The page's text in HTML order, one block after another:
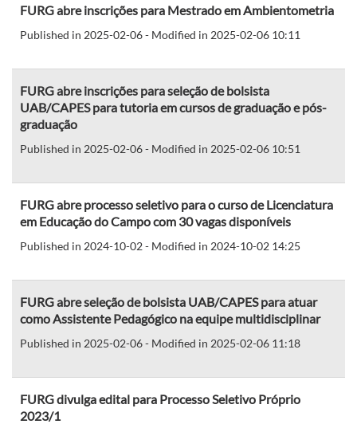
FURG abre inscrições para Mestrado em Ambientometria
Published in 2025-02-06 - Modified in 2025-02-06 10:11
FURG abre inscrições para seleção de bolsista
UAB/CAPES para tutoria em cursos de graduação e pós-
graduação
Published in 2025-02-06 - Modified in 2025-02-06 10:51
FURG abre processo seletivo para o curso de Licenciatura
em Educação do Campo com 30 vagas disponíveis
Published in 2024-10-02 - Modified in 2024-10-02 14:25
FURG abre seleção de bolsista UAB/CAPES para atuar
como Assistente Pedagógico na equipe multidisciplinar
Published in 2025-02-06 - Modified in 2025-02-06 11:18
FURG divulga edital para Processo Seletivo Próprio
2023/1